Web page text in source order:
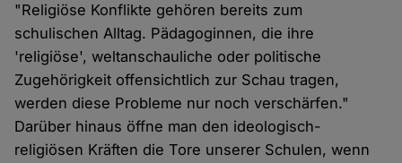
"Religiöse Konflikte gehören bereits zum
schulischen Alltag. Pädagoginnen, die ihre
'religiöse', weltanschauliche oder politische
Zugehörigkeit offensichtlich zur Schau tragen,
werden diese Probleme nur noch verschärfen."
Darüber hinaus öffne man den ideologisch-
religiösen Kräften die Tore unserer Schulen, wenn